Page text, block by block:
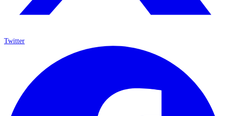
Twitter